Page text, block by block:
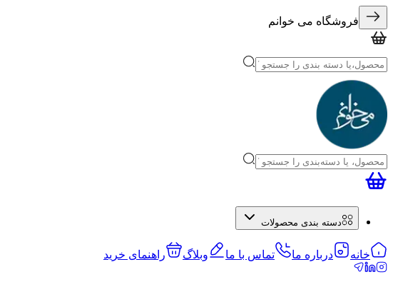
فروشگاه می خوانم
دسته بندی محصولات
خانه درباره ما تماس با ما وبلاگ راهنمای خرید